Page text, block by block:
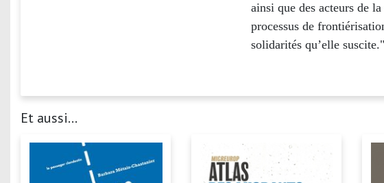
ainsi que des acteurs de
processus de
solidarités qu’elle suscite."
Et aussi...